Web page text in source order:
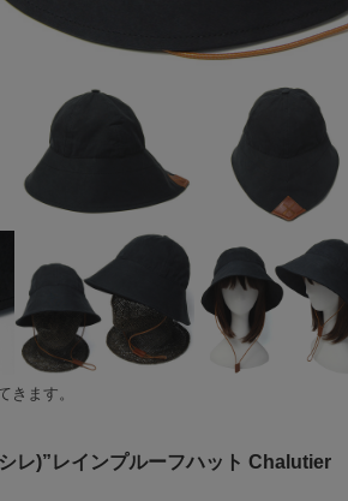
きます。
レ)”レインプルーフハット Chalutier